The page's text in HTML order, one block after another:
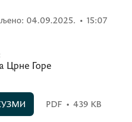
04.09.2025. • 15:07
Црне Горе
PDF • 439 KB